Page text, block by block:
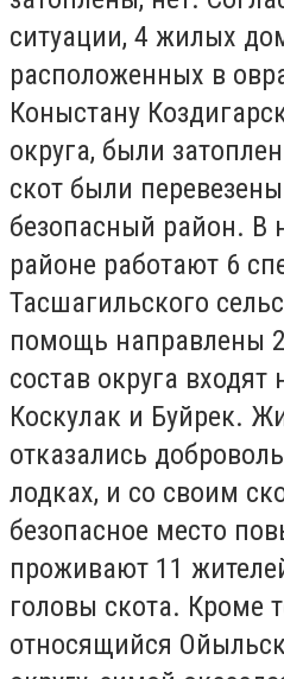
ситуации, 4 жилых
расположенных в
Коныстану
округа, были
скот были
безопасный район. В
районе работают 6
Тасшагильского
помощь направлены
состав округа
Коскулак и Буйрек.
отказались
лодках, и со своим
безопасное место
проживают 11
головы скота. Кроме
относящийся